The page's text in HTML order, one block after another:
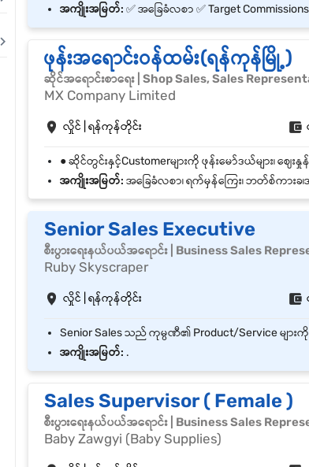
အကျိုးအမြတ်: ✅ အခြေခံလစာ ✅ Target
ဖုန်းအရောင်းဝန်ထမ်း(ရန်ကုန်မြို့)
ဆိုင်အရောင်းစာရေး | Shop Sales, Sales
MX Company Limited
လှိုင် | ရန်ကုန်တိုင်း
အကျိုးအမြတ်: အခြေခံလစာ၊ ရက်မှန်ကြေး၊ ဘတ်စ်ကားခ၊
Senior Sales Executive
စီးပွားရေးနယ်ပယ်အရောင်း | Business Sales
Ruby Skyscraper
လှိုင် | ရန်ကုန်တိုင်း
အကျိုးအမြတ်: .
Sales Supervisor ( Female )
စီးပွားရေးနယ်ပယ်အရောင်း | Business Sales
Baby Zawgyi (Baby Supplies)